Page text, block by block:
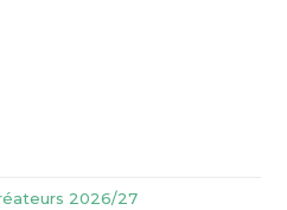
2026/27